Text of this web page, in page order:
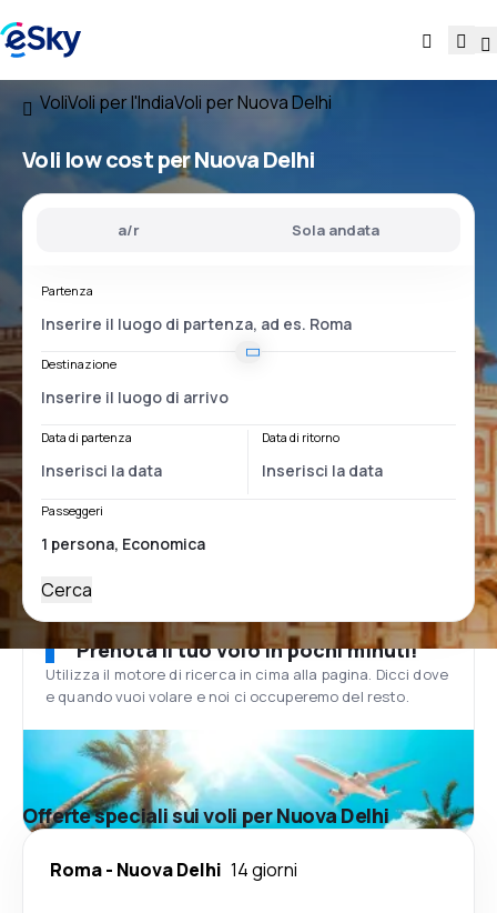
VoliVoli per l'IndiaVoli per Nuova Delhi
Voli low cost per Nuova Delhi
a/r Sola andata
Partenza
Destinazione
Data di partenza Data di ritorno
Passeggeri
Cerca
Prenota il tuo volo in pochi minuti!
Utilizza il motore di ricerca in cima alla pagina. Dicci dove
e quando vuoi volare e noi ci occuperemo del resto.
Offerte speciali sui voli per Nuova Delhi
Roma- Nuova Delhi 14 giorni